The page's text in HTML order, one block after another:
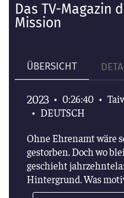
Das TV-Magazin
Mission
ÜBERSICHT
2023 • 0:26:40 •
• DEUTSCH
Ohne Ehrenamt wäre
gestorben. Doch wo
geschieht
Hintergrund. Was